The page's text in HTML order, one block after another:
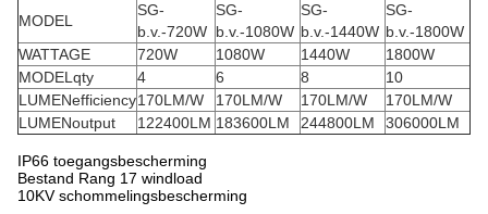
MODEL
SG-
b.v.-720W
SG-
b.v.-1080W
SG-
b.v.-1440W
SG-
b.v.-1800W
WATTAGE
720W 1080W 1440W
1800W
MODELqty
4 6 8
10
LUMENefficiency170LM/W 170LM/W 170LM/W
170LM/W
LUMENoutput
122400LM 183600LM 244800LM 306000LM
IP66 toegangsbescherming
Bestand Rang 17 windload
10KV schommelingsbescherming